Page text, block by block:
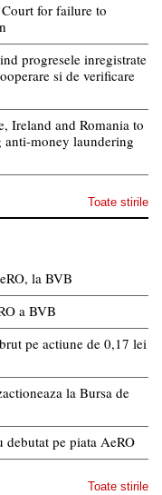
for failure to
progresele inregistrate
si de verificare
Ireland and Romania to
money laundering
Toate stirile
la BVB
a BVB
pe actiune de 0,17 lei
la Bursa de
pe piata AeRO
Toate stirile